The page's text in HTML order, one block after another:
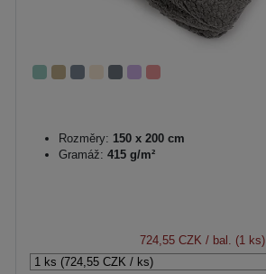
Rozměry: 150 x 200 cm
Gramáž: 415 g/m²
724,55 CZK / bal. (1 ks)